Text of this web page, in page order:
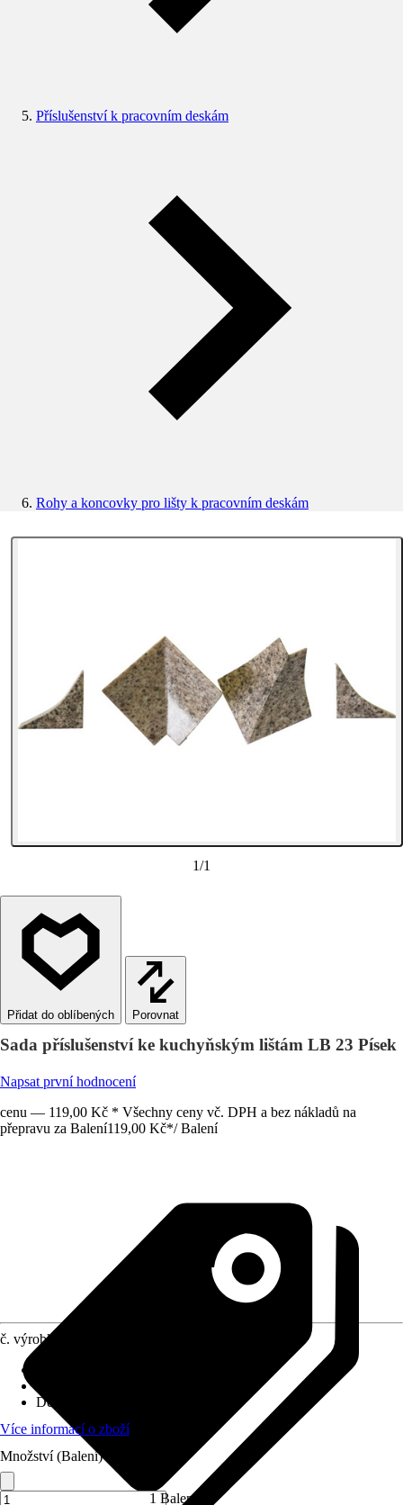
Příslušenství k pracovním deskám
Rohy a koncovky pro lišty k pracovním deskám
1/1
Porovnat
Sada příslušenství ke kuchyňským lištám LB 23 Písek
Napsat první hodnocení
cenu — 119,00 Kč * Všechny ceny vč. DPH a bez nákladů na
přepravu za Balení119,00 Kč*/ Balení
č. výrobku
Délka
Více informací o zboží
Množství (Balení)
1 Balení